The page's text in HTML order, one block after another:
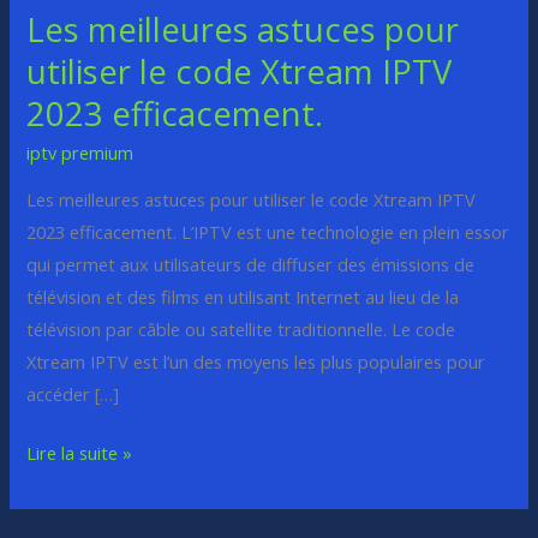
Les meilleures astuces pour
utiliser le code Xtream IPTV
2023 efficacement.
iptv premium
Les meilleures astuces pour utiliser le code Xtream IPTV
2023 efficacement. L’IPTV est une technologie en plein essor
qui permet aux utilisateurs de diffuser des émissions de
télévision et des films en utilisant Internet au lieu de la
télévision par câble ou satellite traditionnelle. Le code
Xtream IPTV est l’un des moyens les plus populaires pour
accéder […]
Les
meilleures
astuces
pour
utiliser
IPTV
efficacement.
Lire la suite »